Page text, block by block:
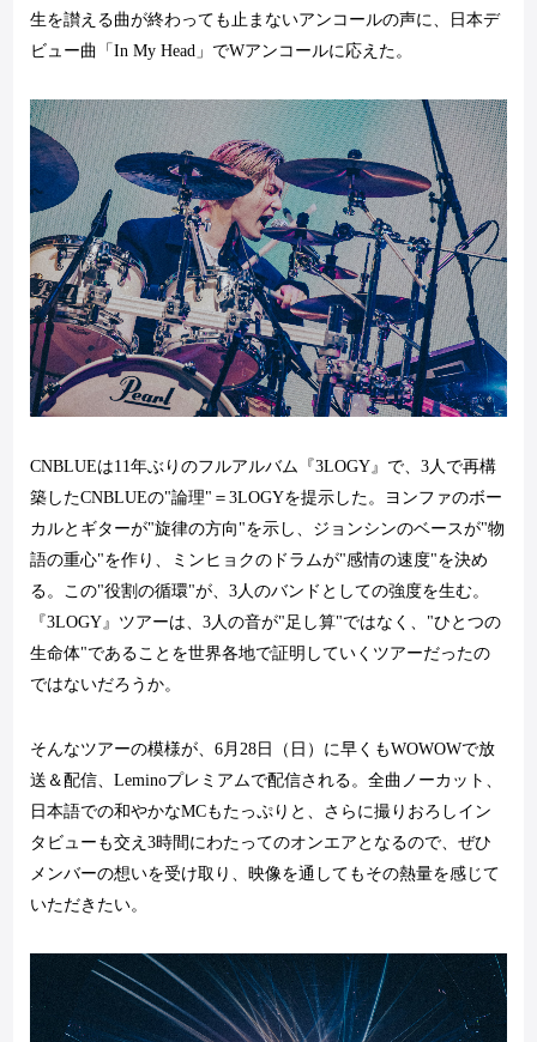
生を讃える曲が終わっても止まないアンコールの声に、日本デ
ビュー曲「In My Head 」でWアンコールに応えた。
CNBLUEは11年ぶりのフルアルバム『3LOGY』で、3人で再構
築したCNBLUEの"論理"＝3LOGYを提示した。ヨンファのボー
カルとギターが"旋律の方向"を示し、ジョンシンのベースが"物
語の重心"を作り、ミンヒョクのドラムが"感情の速度"を決め
る。この"役割の循環"が、3人のバンドとしての強度を生む。
『3LOGY』ツアーは、3人の音が"足し算"ではなく、"ひとつの
生命体"であることを世界各地で証明していくツアーだったの
ではないだろうか。
そんなツアーの模様が、6月28 日（日）に早くもWOWOWで放
送＆配信、Leminoプレミアムで配信される。全曲ノーカット、
日本語での和やかなMCもたっぷりと、さらに撮りおろしイン
タビューも交え3時間にわたってのオンエアとなるので、ぜひ
メンバーの想いを受け取り、映像を通してもその熱量を感じて
いただきたい。